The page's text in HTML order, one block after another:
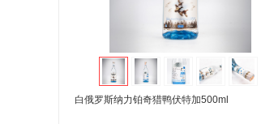
白俄罗斯纳力铂奇猎鸭伏特加500ml